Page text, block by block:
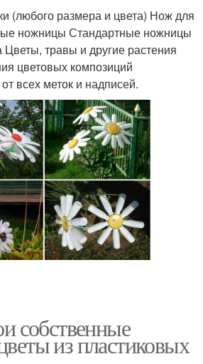
(любого размера и цвета) Нож для
ножницы Стандартные ножницы
травы и другие растения
цветовых композиций
всех меток и надписей.
собственные
из пластиковых